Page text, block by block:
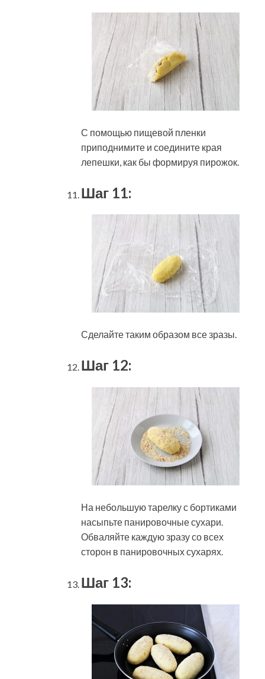
С помощью пищевой пленки
приподнимите и соедините края
лепешки, как бы формируя пирожок.
Шаг 11:
Сделайте таким образом все зразы.
Шаг 12:
На небольшую тарелку с бортиками
насыпьте панировочные сухари.
Обваляйте каждую зразу со всех
сторон в панировочных сухарях.
Шаг 13: